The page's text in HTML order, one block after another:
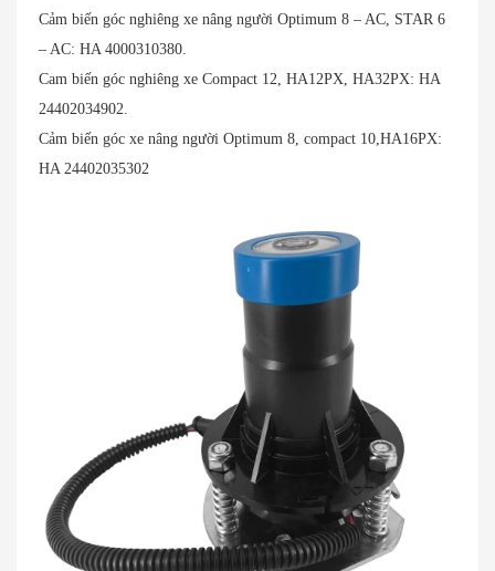
Cảm biến góc nghiêng xe nâng người Optimum 8 – AC, STAR 6
– AC: HA 4000310380.
Cam biến góc nghiêng xe Compact 12, HA12PX, HA32PX: HA
24402034902.
Cảm biến góc xe nâng người Optimum 8, compact 10,HA16PX:
HA 24402035302